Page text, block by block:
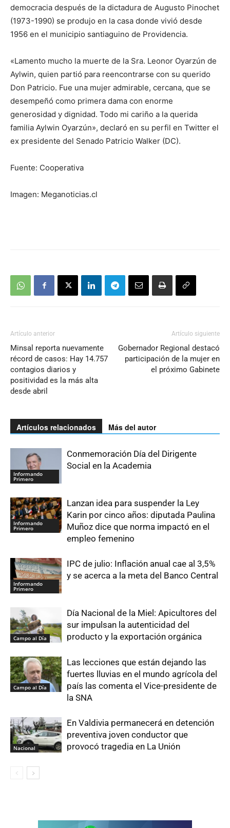
democracia después de la dictadura de Augusto Pinochet
(1973-1990) se produjo en la casa donde vivió desde
1956 en el municipio santiaguino de Providencia.
«Lamento mucho la muerte de la Sra. Leonor Oyarzún de
Aylwin, quien partió para reencontrarse con su querido
Don Patricio. Fue una mujer admirable, cercana, que se
desempeñó como primera dama con enorme
generosidad y dignidad. Todo mi cariño a la querida
familia Aylwin Oyarzún», declaró en su perfil en Twitter el
ex presidente del Senado Patricio Walker (DC).
Fuente: Cooperativa
Imagen: Meganoticias.cl
Artículo anterior
Minsal reporta nuevamente
récord de casos: Hay 14.757
contagios diarios y
positividad es la más alta
desde abril
Artículo siguiente
Gobernador Regional destacó
participación de la mujer en
el próximo Gabinete
Artículos relacionados Más del autor
Informando
Primero
Conmemoración Día del Dirigente
Social en la Academia
Informando
Primero
Lanzan idea para suspender la Ley
Karin por cinco años: diputada Paulina
Muñoz dice que norma impactó en el
empleo femenino
Informando
Primero
IPC de julio: Inflación anual cae al 3,5%
y se acerca a la meta del Banco Central
Campo al Día
Día Nacional de la Miel: Apicultores del
sur impulsan la autenticidad del
producto y la exportación orgánica
Campo al Día
Las lecciones que están dejando las
fuertes lluvias en el mundo agrícola del
país las comenta el Vice-presidente de
la SNA
Nacional
En Valdivia permanecerá en detención
preventiva joven conductor que
provocó tragedia en La Unión